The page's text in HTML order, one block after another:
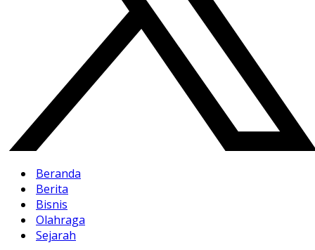
Beranda
Berita
Bisnis
Olahraga
Sejarah